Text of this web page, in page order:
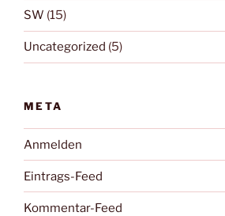
SW (15)
Uncategorized (5)
META
Anmelden
Eintrags-Feed
Kommentar-Feed